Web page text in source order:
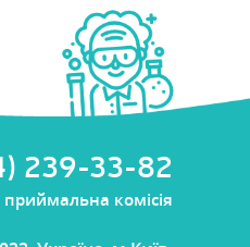
239-33-82
приймальна комісія